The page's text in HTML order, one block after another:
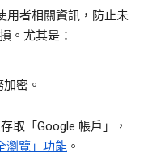
用者相關資訊，防止未
。尤其是：
密。
取「Google 帳戶」，
瀏覽」功能 。